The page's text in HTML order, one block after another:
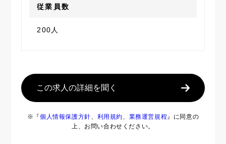
従業員数
200人
この求人の詳細を聞く
※『個人情報保護方針、 利用規約、 業務運営規程』に同意の
上、お問い合わせください。